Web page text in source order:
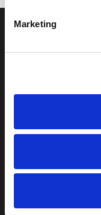
Marketing
Pentru copii
Diverse